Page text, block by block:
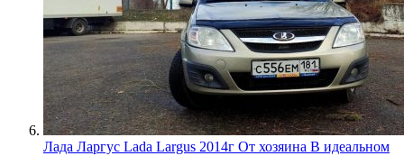
Лада Ларгус Lada Largus 2014г От хозяина В идеальном